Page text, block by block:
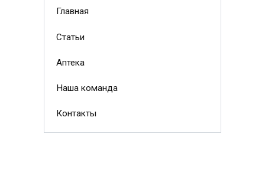
Главная
Статьи
Аптека
Наша команда
Контакты